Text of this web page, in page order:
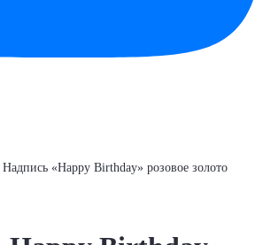
Надпись «Happy Birthday» розовое золото